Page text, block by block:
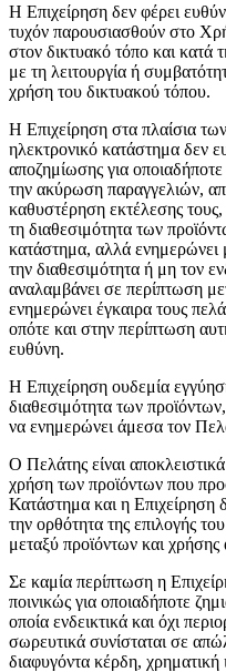
Η Επιχείρηση δεν φέρει
τυχόν παρουσιασθούν στο
στον δικτυακό τόπο και κατά
με τη λειτουργία ή
χρήση του δικτυακού τόπου.
Η Επιχείρηση στα πλαίσια
ηλεκτρονικό κατάστημα δεν
αποζημίωσης για
την ακύρωση παραγγελιών,
καθυστέρηση εκτέλεσης τους,
τη διαθεσιμότητα των
κατάστημα, αλλά ενημερώνει
την διαθεσιμότητα ή μη τον
αναλαμβάνει σε περίπτωση
ενημερώνει έγκαιρα τους
οπότε και στην περίπτωση
ευθύνη.
Η Επιχείρηση ουδεμία
διαθεσιμότητα των
να ενημερώνει άμεσα τον
Ο Πελάτης είναι
χρήση των προϊόντων που
Κατάστημα και η Επιχείρηση
την ορθότητα της επιλογής
μεταξύ προϊόντων και
Σε καμία περίπτωση η
ποινικώς για οποιαδήποτε
οποία ενδεικτικά και όχι
σωρευτικά συνίσταται σε
διαφυγόντα κέρδη,